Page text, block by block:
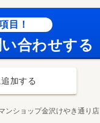
目！
合わせする
加する
ンショップ金沢けやき通り店